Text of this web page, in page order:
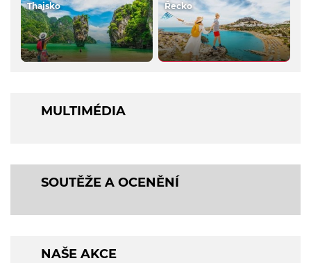
Thajsko Řecko
MULTIMÉDIA
SOUTĚŽE A OCENĚNÍ
NAŠE AKCE